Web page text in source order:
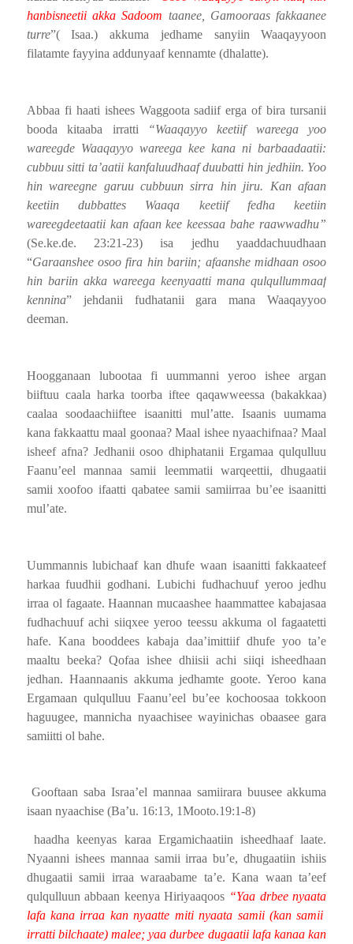
hanbisneetii akka Sadoom taanee, Gamooraas fakkaanee
turre”( Isaa.) akkuma jedhame sanyiin Waaqayyoon
filatamte fayyina addunyaaf kennamte (dhalatte).
Abbaa fi haati ishees Waggoota sadiif erga of bira tursanii
booda kitaaba irratti
“Waaqayyo keetiif wareega yoo
wareegde Waaqayyo wareega kee kana ni barbaadaatii:
cubbuu sitti ta’aatii kanfaluudhaaf duubatti hin jedhiin. Yoo
hin wareegne garuu cubbuun sirra hin jiru. Kan afaan
keetiin dubbattes Waaqa keetiif fedha
keetiin
wareegdeetaatii kan afaan kee keessaa bahe raawwadhu”
(Se.ke.de. 23:21-23) isa jedhu yaaddachuudhaan
“Garaanshee osoo fira hin bariin; afaanshe midhaan osoo
hin bariin akka wareega keenyaatti mana qulqullummaaf
kennina” jehdanii fudhatanii gara mana Waaqayyoo
deeman.
Hoogganaan lubootaa fi uummanni yeroo ishee argan
biiftuu caala harka toorba iftee qaqawweessa (bakakkaa)
caalaa soodaachiiftee isaanitti mul’atte. Isaanis uumama
kana fakkaattu maal goonaa? Maal ishee nyaachifnaa? Maal
isheef afna? Jedhanii osoo dhiphatanii Ergamaa qulqulluu
Faanu’eel mannaa samii leemmatii warqeettii, dhugaatii
samii xoofoo ifaatti qabatee samii samiirraa bu’ee isaanitti
mul’ate.
Uummannis lubichaaf kan dhufe waan isaanitti fakkaateef
harkaa fuudhii godhani. Lubichi fudhachuuf yeroo jedhu
irraa ol fagaate. Haannan mucaashee haammattee kabajasaa
fudhachuuf achi siiqxee yeroo teessu akkuma ol fagaatetti
hafe. Kana booddees kabaja daa’imittiif dhufe yoo ta’e
maaltu beeka? Qofaa ishee dhiisii achi siiqi isheedhaan
jedhan. Haannaanis akkuma jedhamte goote. Yeroo kana
Ergamaan qulqulluu Faanu’eel bu’ee kochoosaa tokkoon
haguugee, mannicha nyaachisee wayinichas obaasee gara
samiitti ol bahe.
Gooftaan saba Israa’el mannaa samiirara buusee akkuma
isaan nyaachise (Ba’u. 16:13, 1Mooto.19:1-8)
haadha keenyas karaa Ergamichaatiin isheedhaaf laate.
Nyaanni ishees mannaa samii irraa bu’e, dhugaatiin ishiis
dhugaatii samii irraa waraabame ta’e. Kana waan ta’eef
qulqulluun abbaan keenya Hiriyaaqoos “Yaa drbee nyaata
lafa kana irraa kan nyaatte miti nyaata samii (kan samii
irratti bilchaate) malee; yaa durbee dugaatii lafa kanaa kan